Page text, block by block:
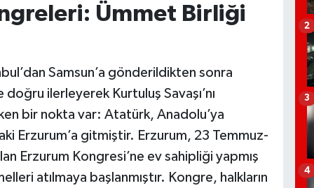
Ümmet Birliği
Samsun’a gönderildikten sonra
ilerleyerek Kurtuluş Savaşı’nı
bir nokta var: Atatürk, Anadolu’ya
Erzurum’a gitmiştir. Erzurum, 23 Temmuz-
Erzurum Kongresi’ne ev sahipliği yapmış
atılmaya başlanmıştır. Kongre, halkların
2
3
4